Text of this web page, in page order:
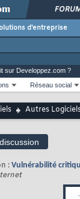
d'entreprise
sur Developpez.com ?
Réseau social
Autres
: Vulnérabilité